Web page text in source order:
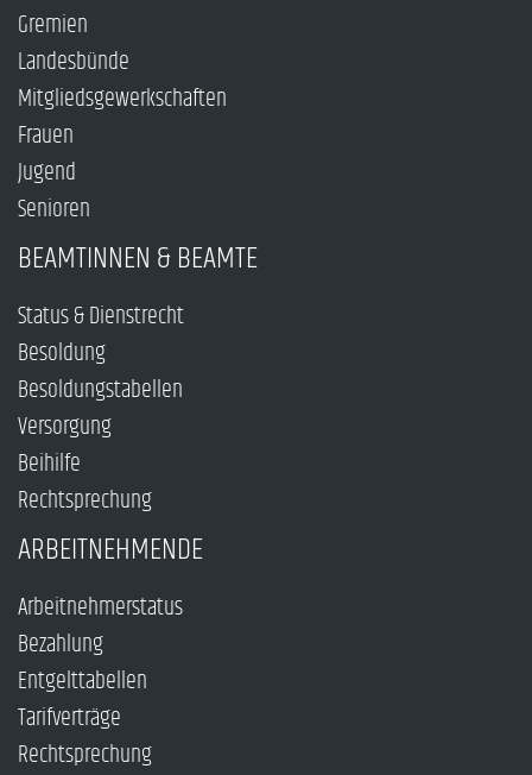
Gremien
Landesbünde
Mitgliedsgewerkschaften
Frauen
Jugend
Senioren
BEAMTINNEN & BEAMTE
Status & Dienstrecht
Besoldung
Besoldungstabellen
Versorgung
Beihilfe
Rechtsprechung
ARBEITNEHMENDE
Arbeitnehmerstatus
Bezahlung
Entgelttabellen
Tarifverträge
Rechtsprechung